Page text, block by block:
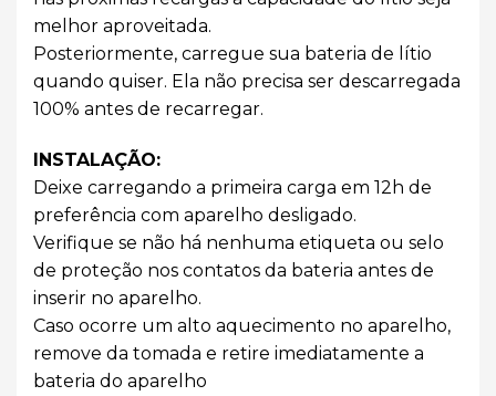
melhor aproveitada.
Posteriormente, carregue sua bateria de lítio
quando quiser. Ela não precisa ser descarregada
100% antes de recarregar.
INSTALAÇÃO:
Deixe carregando a primeira carga em 12h de
preferência com aparelho desligado.
Verifique se não há nenhuma etiqueta ou selo
de proteção nos contatos da bateria antes de
inserir no aparelho.
Caso ocorre um alto aquecimento no aparelho,
remove da tomada e retire imediatamente a
bateria do aparelho